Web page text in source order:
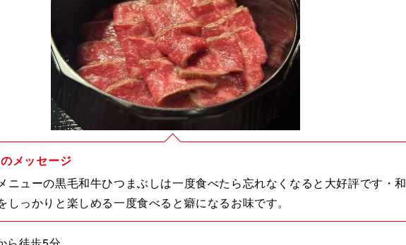
メッセージ
ニューの黒毛和牛ひつまぶしは一度食べたら忘れなくなると大好評です・和
しっかりと楽しめる一度食べると癖になるお味です。